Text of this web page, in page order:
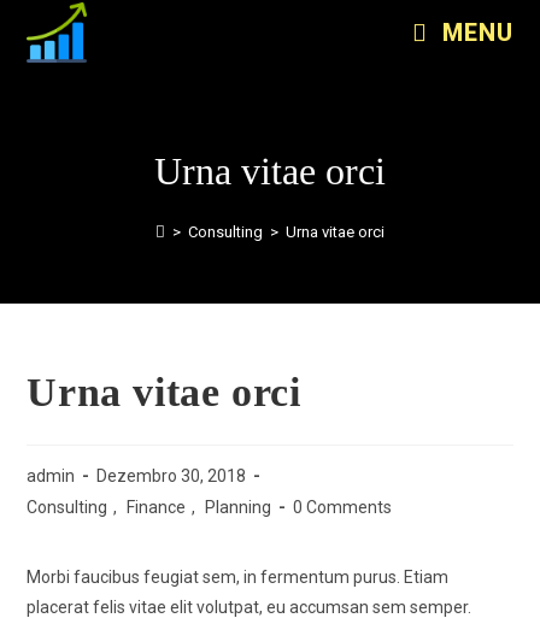
MENU
Urna vitae orci
> Consulting > Urna vitae orci
Urna vitae orci
admin
Dezembro 30, 2018
Consulting , Finance , Planning 0 Comments
Morbi faucibus feugiat sem, in fermentum purus. Etiam
placerat felis vitae elit volutpat, eu accumsan sem semper.